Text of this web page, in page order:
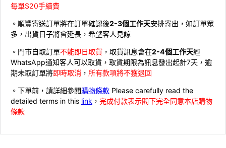
每單$20手續費
。順豐寄送訂單將在訂單確認後2-3個工作天安排寄出，如訂單眾
多，出貨日子將會延長，希望客人見諒
。門市自取訂單不能即日取貨 ，取貨訊息會在2-4個工作天經
WhatsApp通知客人可以取貨，取貨期限為訊息發出起計7天，逾
期未取訂單將即時取消 ， 所有款項將不獲退回
。下單前，請詳細參閱購物條款 Please carefully read the
detailed terms in this link ， 完成付款表示閣下完全同意本店購物
條款